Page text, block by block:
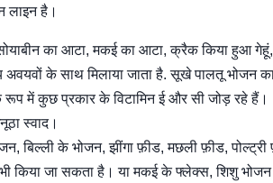
लाइन है।
का आटा, मकई का आटा, क्रैक किया हुआ
अवयवों के साथ मिलाया जाता है. सूखे पालतू भोजन
रूप में कुछ प्रकार के विटामिन ई और सी जोड़ रहे हैं।
स्वाद।
बिल्ली के भोजन, झींगा फ़ीड, मछली फ़ीड,
किया जा सकता है। या मकई के फ्लेक्स, शिशु